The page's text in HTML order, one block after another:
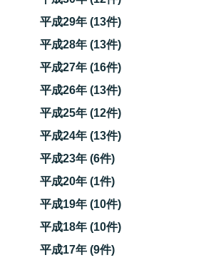
平成29年 (13件)
平成28年 (13件)
平成27年 (16件)
平成26年 (13件)
平成25年 (12件)
平成24年 (13件)
平成23年 (6件)
平成20年 (1件)
平成19年 (10件)
平成18年 (10件)
平成17年 (9件)